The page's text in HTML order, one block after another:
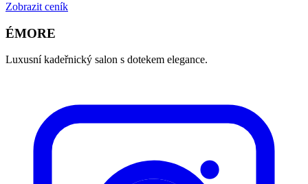
Zobrazit ceník
ÉMORE
Luxusní kadeřnický salon s dotekem elegance.